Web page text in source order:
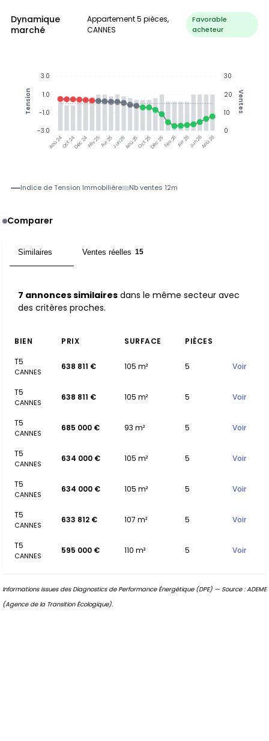
Dynamique
marché
Appartement 5 pièces,
CANNES
Favorable
acheteur
Aoû 24Oct 24Déc 24Fév 25Avr 25Jun 25Aoû 25Oct 25Déc 25Fév 26Avr 26Jun 26Aoû 26
30
20
10
0
Ventes
3.0
1.0
-1.0
-3.0
Tension
Indice de Tension Immobilière Nb ventes 12m
Comparer
Similaires Ventes réelles 15
7 annonces similaires dans le même secteur avec
des critères proches.
BIEN PRIX SURFACE
PIÈCES
T5
CANNES
638 811 € 105 m² 5 Voir
T5
CANNES
638 811 € 105 m² 5 Voir
T5
CANNES
685 000 € 93 m² 5 Voir
T5
CANNES
634 000 € 105 m² 5 Voir
T5
CANNES
634 000 € 105 m² 5 Voir
T5
CANNES
633 812 € 107 m² 5 Voir
T5
CANNES
595 000 € 110 m² 5 Voir
Informations issues des Diagnostics de Performance Énergétique (DPE) — Source : ADEME
(Agence de la Transition Écologique).